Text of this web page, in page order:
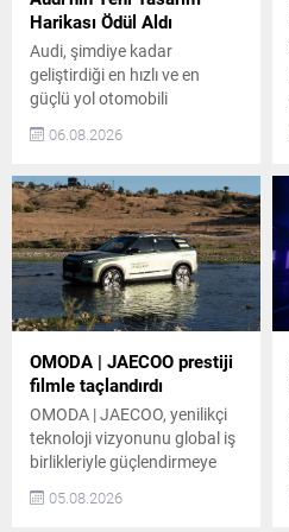
Harikası Ödül Aldı
Audi, şimdiye kadar
geliştirdiği en hızlı ve en
güçlü yol otomobili
çizimden sürüşe hazır
günde taşıdı. Tasarımdan
aerodinamiğe, araç
teknolojilerinden güç-
aktarma sistemlerine farklı
uzmanların buluştuğu ekip,
bu süper otomobili geliştirdi.
Nuvolari, Audi’nin yeni
tasarım dilini seri üretime
taşıyan ilk model olma
özelliğini taşıyor. Audi...
06.08.2026
OMODA | JAECOO prestiji
filmle taçlandırdı
OMODA | JAECOO, yenilikçi
teknoloji vizyonunu global iş
birlikleriyle güçlendirmeye
devam ediyor. Premium off-
road SUV markası JAECOO,
05.08.2026